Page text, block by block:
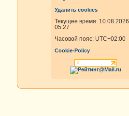
Удалить cookies
Текущее время: 10.08.2026
05:27
Часовой пояс: UTC+02:00
Cookie-Policy